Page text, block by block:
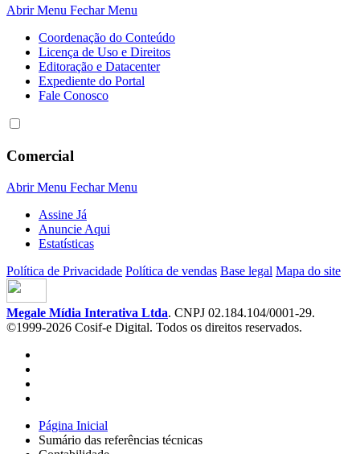
Abrir Menu Fechar Menu
Coordenação do Conteúdo
Licença de Uso e Direitos
Editoração e Datacenter
Expediente do Portal
Fale Conosco
Comercial
Abrir Menu Fechar Menu
Assine Já
Anuncie Aqui
Estatísticas
Política de Privacidade Política de vendas Base legal Mapa do site
Megale Mídia Interativa Ltda. CNPJ 02.184.104/0001-29.
©1999-2026 Cosif-e Digital. Todos os direitos reservados.
Página Inicial
Sumário das referências técnicas